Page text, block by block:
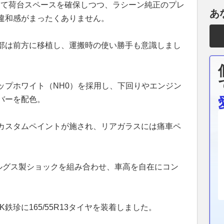
荷台スペースを確保しつつ、ラシーン純正のプレ
感がまったくありません。
は前方に移植し、運搬時の使い勝手も意識しまし
プホワイト（NH0）を採用し、下回りやエンジン
を配色。
スタムペイントが施され、リアガラスには痛車ペ
ス製ショックを組み合わせ、車高を自在にコン
珍に165/55R13タイヤを装着しました。
あ